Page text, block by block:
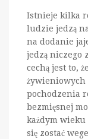
Istnieje kilka
ludzie jedzą
na dodanie
jedzą niczego
cechą jest to,
żywieniowych
pochodzenia
bezmięsnej
każdym wieku
się zostać